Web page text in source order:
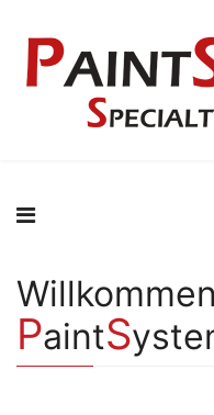
PaintS